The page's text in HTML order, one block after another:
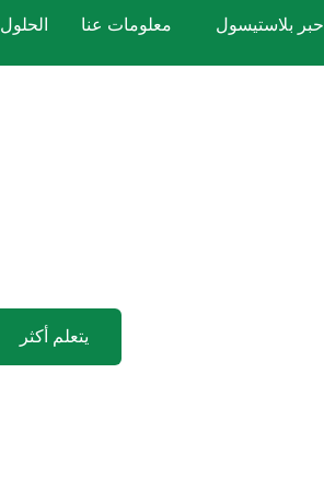
حبر بلاستيسول معلومات عنا الحلول
يتعلم أكثر